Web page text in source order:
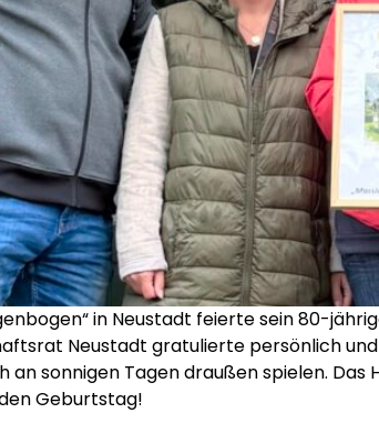
in Neustadt feierte sein 80-
Neustadt gratulierte persönlich
an sonnigen Tagen draußen spielen.
Geburtstag!